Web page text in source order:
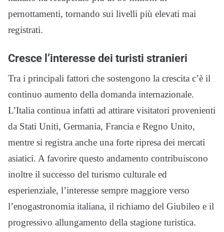
pernottamenti, tornando sui livelli più elevati mai
registrati.
Cresce l’interesse dei turisti stranieri
Tra i principali fattori che sostengono la crescita c’è il
continuo aumento della domanda internazionale.
L’Italia continua infatti ad attirare visitatori provenienti
da Stati Uniti, Germania, Francia e Regno Unito,
mentre si registra anche una forte ripresa dei mercati
asiatici. A favorire questo andamento contribuiscono
inoltre il successo del turismo culturale ed
esperienziale, l’interesse sempre maggiore verso
l’enogastronomia italiana, il richiamo del Giubileo e il
progressivo allungamento della stagione turistica.